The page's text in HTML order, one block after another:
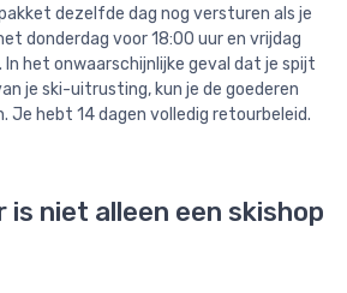
dezelfde dag nog versturen als je
donderdag voor 18:00 uur en vrijdag
het onwaarschijnlijke geval dat je spijt
je ski-uitrusting, kun je de goederen
Je hebt 14 dagen volledig retourbeleid.
niet alleen een skishop